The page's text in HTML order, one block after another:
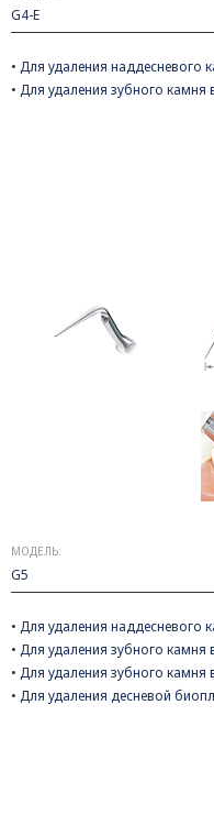
G4-E
• Для удаления наддесневого
• Для удаления зубного камня
МОДЕЛЬ:
G5
• Для удаления наддесневого
• Для удаления зубного камня
• Для удаления зубного камня
• Для удаления десневой